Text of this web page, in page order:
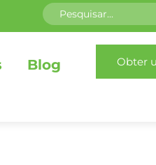
Blog
Obter